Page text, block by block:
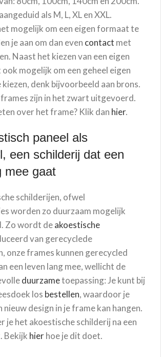
als M, L, XL en XXL.
mogelijk om een eigen formaat te
je aan om dan even contact met
Naast het kiezen van een eigen
mogelijk om een geheel eigen
denk bijvoorbeeld aan brons.
zijn in het zwart uitgevoerd.
over het frame? Klik dan hier.
paneel als
een schilderij dat een
mee gaat
schilderijen, ofwel
worden zo duurzaam mogelijk
Zo wordt deakoestische
van gerecyclede
onze frames kunnen gerecycled
een leven lang mee, wellicht de
duurzametoepassing: Je kunt bij
los bestellen, waardoor je
nieuw design in je frame kan hangen.
je het akoestische schilderij na een
Bekijk hierhoe je dit doet.